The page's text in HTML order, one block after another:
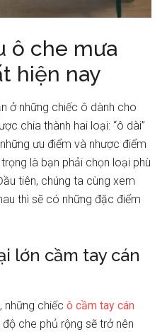
ô che mưa
hiện nay
ở những chiếc ô dành cho
chia thành hai loại: “ô dài”
ưu điểm và nhược điểm
là bạn phải chọn loại phù
tiên, chúng ta cùng xem
thì sẽ có những đặc điểm
lớn cầm tay cán
những chiếcô cầm tay cán
che phủ rộng sẽ trở nên